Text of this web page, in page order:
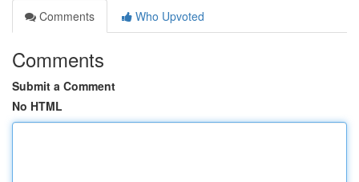
Comments
Who Upvoted
Comments
Submit a Comment
No HTML